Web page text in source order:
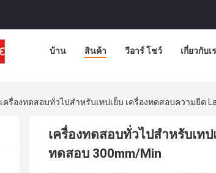
บ้าน สินค้า วีอาร์ โชว์ เกี่ยวกับเ
เครื่องทดสอบทั่วไปสําหรับเทปเย็บ เครื่องทดสอบความยืด
เครื่องทดสอบทั่วไปสําหรับเท
ทดสอบ 300mm/Min